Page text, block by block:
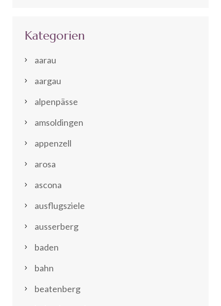
Kategorien
aarau
aargau
alpenpässe
amsoldingen
appenzell
arosa
ascona
ausflugsziele
ausserberg
baden
bahn
beatenberg